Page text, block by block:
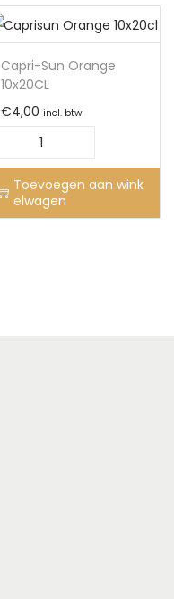
Capri-Sun Orange
10x20CL
€4,00 incl. btw
Toevoegen aan wink
elwagen